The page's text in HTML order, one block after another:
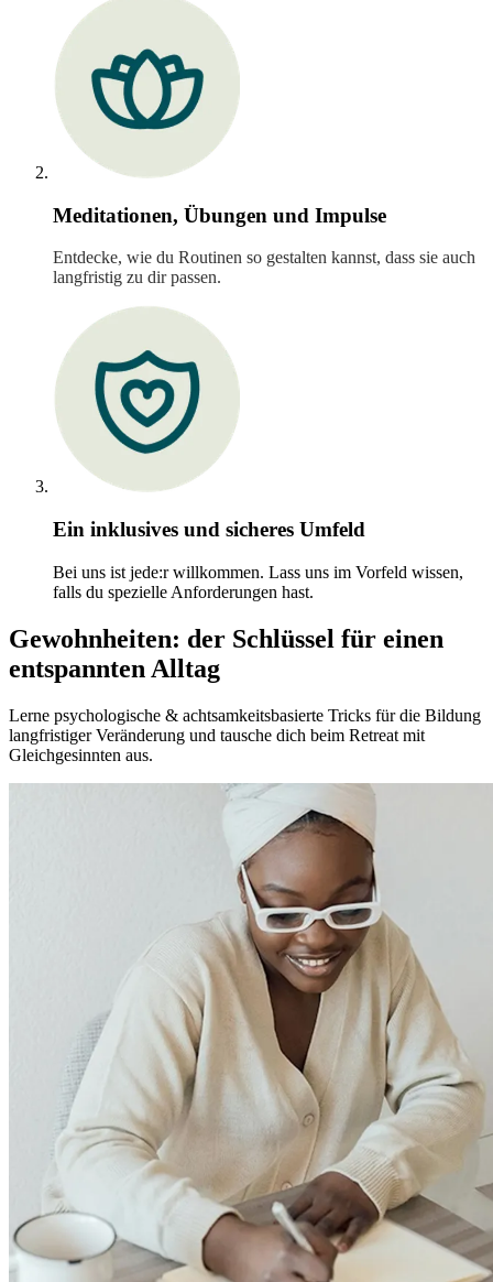
Meditationen, Übungen und Impulse
Entdecke, wie du Routinen so gestalten kannst, dass sie auch
langfristig zu dir passen.
Ein inklusives und sicheres Umfeld
Bei uns ist jede:r willkommen. Lass uns im Vorfeld wissen,
falls du spezielle Anforderungen hast.
Gewohnheiten: der Schlüssel für einen
entspannten Alltag
Lerne psychologische & achtsamkeitsbasierte Tricks für die Bildung
langfristiger Veränderung und tausche dich beim Retreat mit
Gleichgesinnten aus.